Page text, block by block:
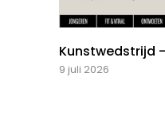
Kunstwedstrijd
9 juli 2026